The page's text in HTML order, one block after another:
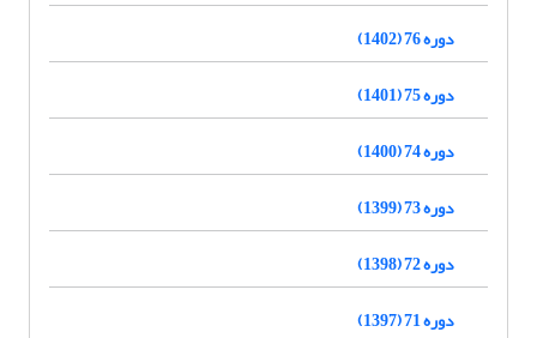
دوره 76 (1402)
دوره 75 (1401)
دوره 74 (1400)
دوره 73 (1399)
دوره 72 (1398)
دوره 71 (1397)